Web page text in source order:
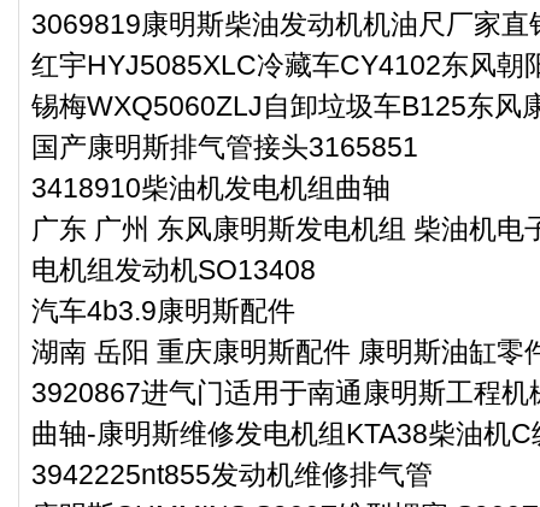
3069819康明斯柴油发动机机油尺厂家直
红宇HYJ5085XLC冷藏车CY4102东风朝
锡梅WXQ5060ZLJ自卸垃圾车B125东风
国产康明斯排气管接头3165851
3418910柴油机发电机组曲轴
广东 广州 东风康明斯发电机组 柴油机电
电机组发动机SO13408
汽车4b3.9康明斯配件
湖南 岳阳 重庆康明斯配件 康明斯油缸零
3920867进气门适用于南通康明斯工程
曲轴-康明斯维修发电机组KTA38柴油机
3942225nt855发动机维修排气管